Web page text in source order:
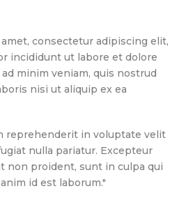
consectetur adipiscing elit,
incididunt ut labore et dolore
minim veniam, quis nostrud
nisi ut aliquip ex ea
reprehenderit in voluptate velit
nulla pariatur. Excepteur
non proident, sunt in culpa qui
id est laborum."